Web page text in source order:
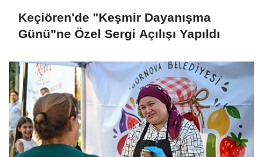
Keçiören'de "Keşmir Dayanışma
Günü"ne Özel Sergi Açılışı Yapıldı